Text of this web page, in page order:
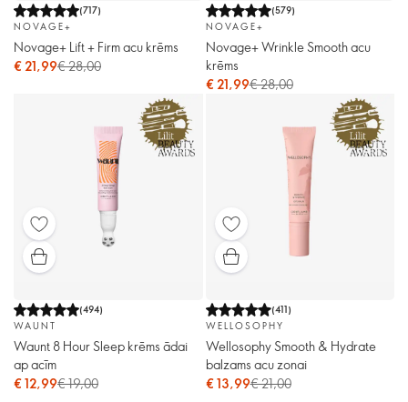
(717)
NOVAGE+
Novage+ Lift + Firm acu krēms
€ 21,99€ 28,00
(579)
NOVAGE+
Novage+ Wrinkle Smooth acu
krēms
€ 21,99€ 28,00
(494)
WAUNT
Waunt 8 Hour Sleep krēms ādai
ap acīm
€ 12,99€ 19,00
(411)
WELLOSOPHY
Wellosophy Smooth & Hydrate
balzams acu zonai
€ 13,99€ 21,00